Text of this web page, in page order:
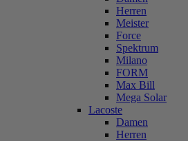
Herren
Meister
Force
Spektrum
Milano
FORM
Max Bill
Mega Solar
Lacoste
Damen
Herren